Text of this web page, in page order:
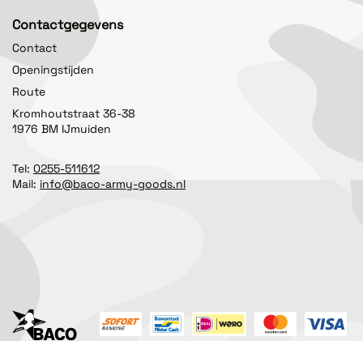
Contactgegevens
Contact
Openingstijden
Route
Kromhoutstraat 36-38
1976 BM IJmuiden
Tel: 0255-511612
Mail: info@baco-army-goods.nl